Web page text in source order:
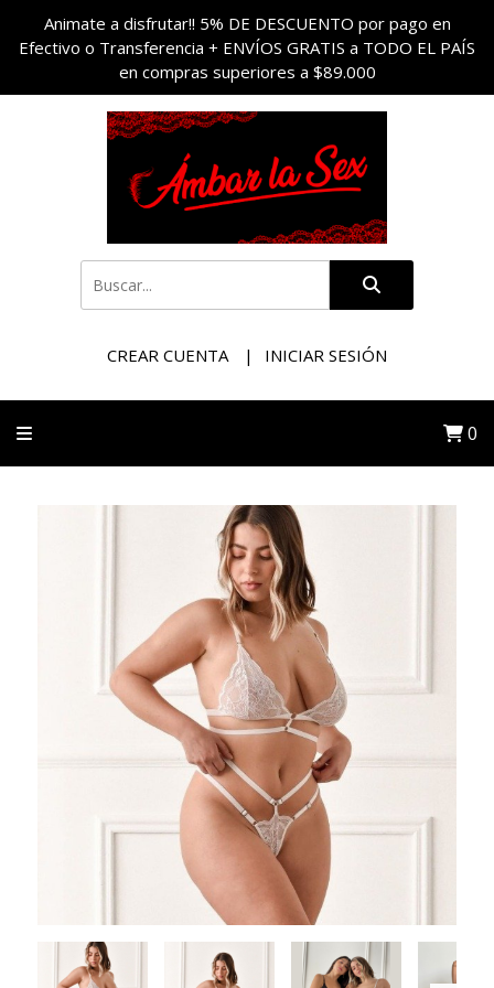
Animate a disfrutar!! 5% DE DESCUENTO por pago en
Efectivo o Transferencia + ENVÍOS GRATIS a TODO EL PAÍS
en compras superiores a $89.000
CREAR CUENTA INICIAR SESIÓN
0